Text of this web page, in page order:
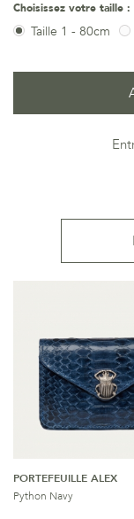
Choisissez votre taille :
Taille 1 - 80cm
PORTEFEUILLE ALEX
Python Navy